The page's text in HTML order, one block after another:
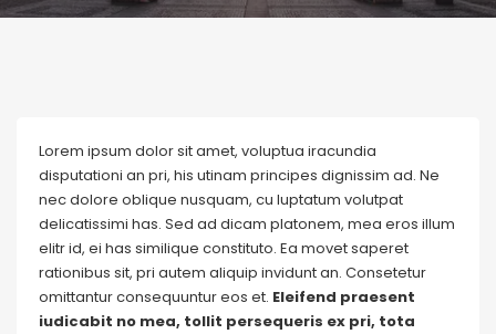
Lorem ipsum dolor sit amet, voluptua iracundia
disputationi an pri, his utinam principes dignissim ad. Ne
nec dolore oblique nusquam, cu luptatum volutpat
delicatissimi has. Sed ad dicam platonem, mea eros illum
elitr id, ei has similique constituto. Ea movet saperet
rationibus sit, pri autem aliquip invidunt an. Consetetur
omittantur consequuntur eos et. Eleifend praesent
iudicabit no mea, tollit persequeris ex pri, tota